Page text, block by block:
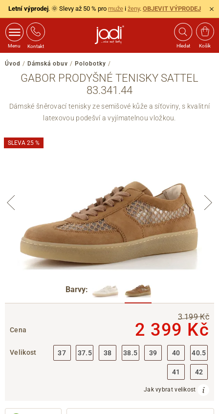
Letní výprodej. 🌞 Slevy až 50 % pro muže i ženy. OBJEVIT VÝPRODEJ
Menu Kontakt Hledat Košík
Úvod / Dámská obuv / Polobotky /
GABOR PRODYŠNÉ TENISKY SATTEL
83.341.44
Dámské šněrovací tenisky ze semišové kůže a síťoviny, s kvalitní
latexovou podešví a vyjímatelnou vložkou.
SLEVA 25 %
Barvy:
Cena
3 199 Kč
2 399 Kč
Velikost 37 37.5 38 38.5 39 40 40.5
41 42
Jak vybrat velikost